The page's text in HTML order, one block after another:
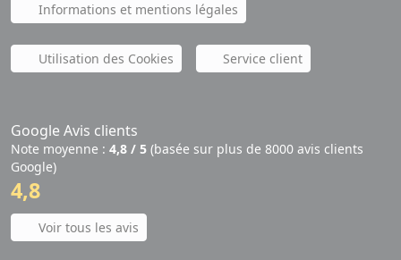
Informations et mentions légales
Utilisation des Cookies Service client
Google Avis clients
Note moyenne : 4,8 / 5 (basée sur plus de 8000 avis clients
Google)
4,8
Voir tous les avis